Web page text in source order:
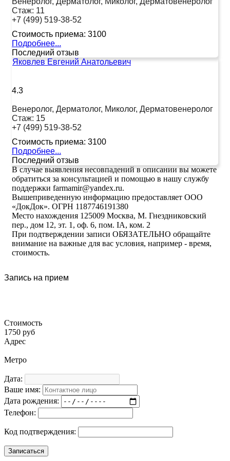
Стаж: 11
+7 (499) 519-38-52
Стоимость приема: 3100
Подробнее...
Последний отзыв
Яковлев Евгений Анатольевич
4.3
Венеролог, Дерматолог, Миколог, Дерматовенеролог
Стаж: 15
+7 (499) 519-38-52
Стоимость приема: 3100
Подробнее...
Последний отзыв
В случае выявления несовпадений в описании вы можете
обратиться за консультацией и помощью в нашу службу
поддержки farmamir@yandex.ru.
Вышеприведенную информацию предоставляет ООО
«ДокДок». ОГРН 1187746191380
Место нахождения 125009 Москва, М. Гнездниковский
пер., дом 12, эт. 1, оф. 6, пом. IA, ком. 2
При подтверждении записи ОБЯЗАТЕЛЬНО обращайте
внимание на важные для вас условия, например - время,
стоимость.
Запись на прием
Стоимость
1750 руб
Адрес
Метро
Дата:
Ваше имя:
Дата рождения:
Телефон:
Код подтверждения: